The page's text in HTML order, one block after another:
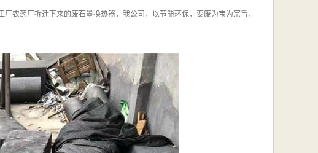
农药厂拆迁下来的废石墨换热器，我公司，以节能环保，变废为宝为宗旨，